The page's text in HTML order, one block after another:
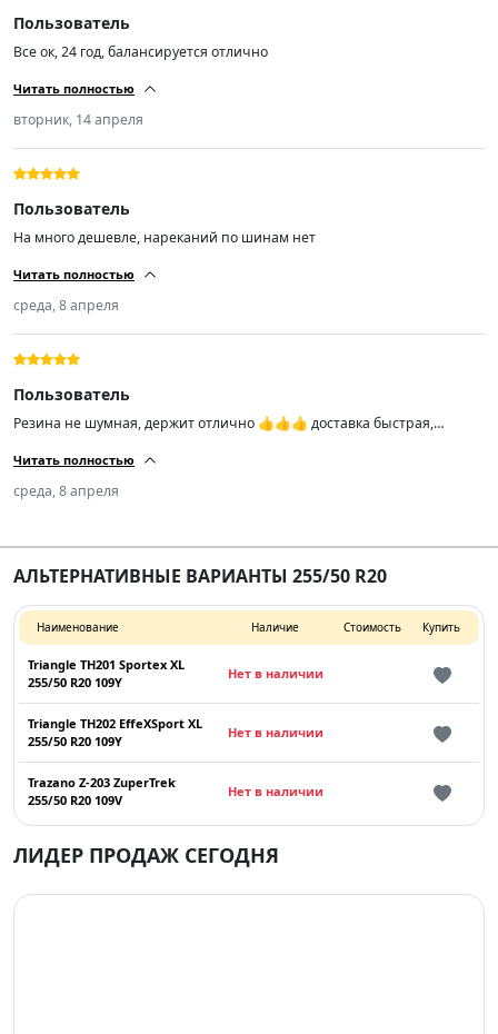
Пользователь
Все ок, 24 год, балансируется отлично
Читать полностью
вторник, 14 апреля
Пользователь
На много дешевле, нареканий по шинам нет
Читать полностью
среда, 8 апреля
Пользователь
Резина не шумная, держит отлично 👍👍👍 доставка быстрая,
Читать полностью
среда, 8 апреля
АЛЬТЕРНАТИВНЫЕ ВАРИАНТЫ 255/50 R20
Наименование Наличие Стоимость Купить
Triangle TH201 Sportex XL
255/50 R20 109Y
Нет в наличии
Triangle TH202 EffeXSport XL
255/50 R20 109Y
Нет в наличии
Trazano Z-203 ZuperTrek
255/50 R20 109V
Нет в наличии
ЛИДЕР ПРОДАЖ СЕГОДНЯ